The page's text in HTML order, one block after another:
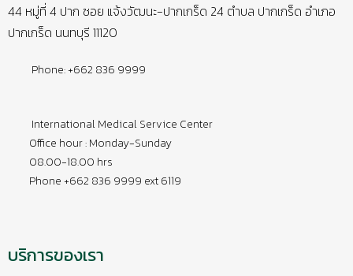
44 หมู่ที่ 4 ปาก ซอย แจ้งวัฒนะ-ปากเกร็ด 24 ตำบล ปากเกร็ด อำเภอ
ปากเกร็ด นนทบุรี 11120
Phone: +662 836 9999
International Medical Service Center
Office hour : Monday-Sunday
08.00-18.00 hrs
Phone +662 836 9999 ext 6119
บริการของเรา